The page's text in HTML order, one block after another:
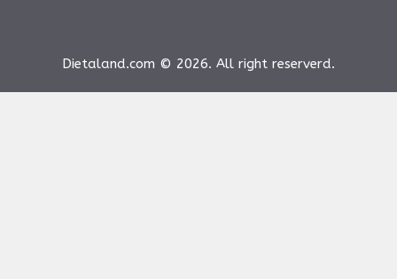
Dietaland.com © 2026. All right reserverd.